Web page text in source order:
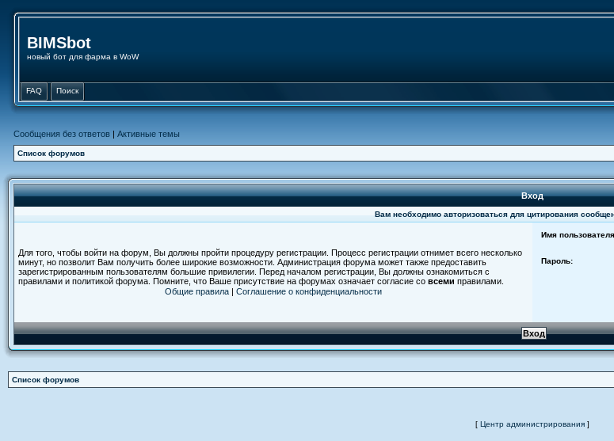
BIMSbot
новый бот для фарма в WoW
FAQ Поиск
Сообщения без ответов | Активные темы
Список форумов
Вход
Вам необходимо авторизоваться для цитирования
Для того, чтобы войти на форум, Вы должны пройти процедуру регистрации. Процесс регистрации отнимет всего несколько
минут, но позволит Вам получить более широкие возможности. Администрация форума может также предоставить
зарегистрированным пользователям большие привилегии. Перед началом регистрации, Вы должны ознакомиться с
правилами и политикой форума. Помните, что Ваше присутствие на форумах означает согласие со всеми правилами.
Общие правила | Соглашение о конфиденциальности
Имя
Пароль:
Список форумов
[ Центр администрирования ]